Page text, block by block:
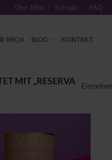
Über Mich Kontakt FAQ
MICH BLOG KONTAKT
MIT „RESERVA